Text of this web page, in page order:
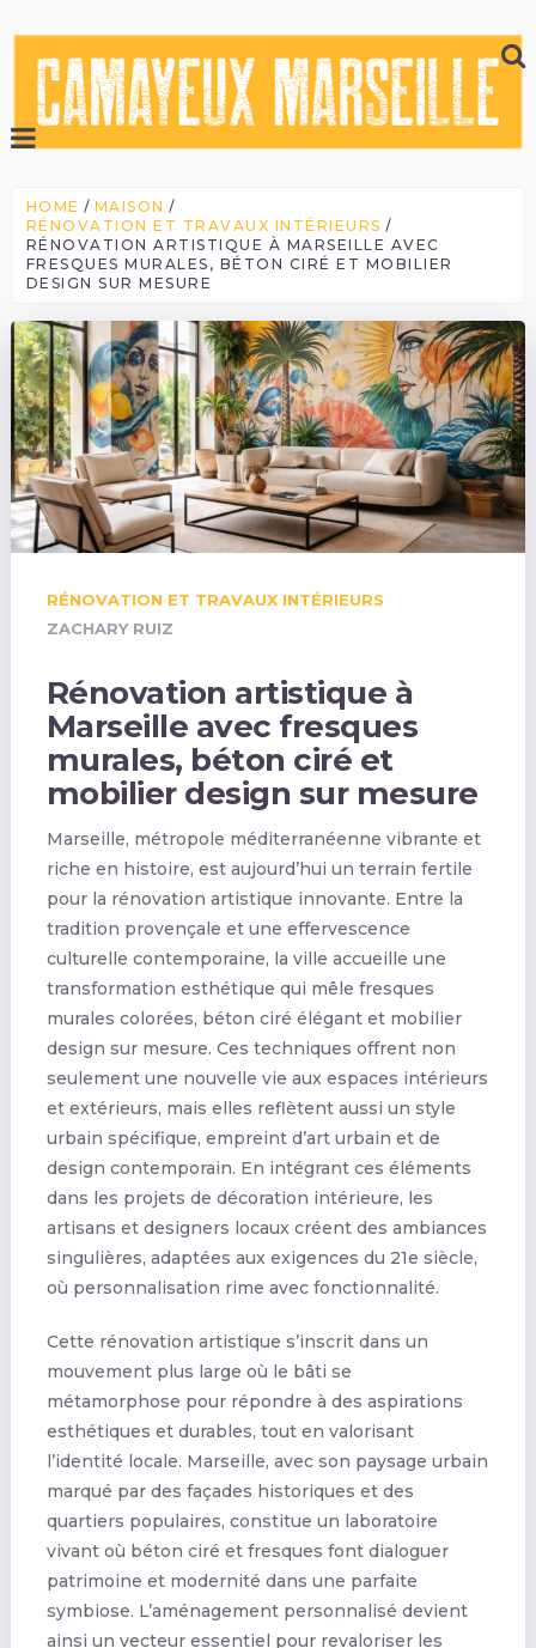
HOME
MAISON
RÉNOVATION ET TRAVAUX INTÉRIEURS
RÉNOVATION ARTISTIQUE À MARSEILLE AVEC
FRESQUES MURALES, BÉTON CIRÉ ET MOBILIER
DESIGN SUR MESURE
RÉNOVATION ET TRAVAUX INTÉRIEURS
ZACHARY RUIZ
Rénovation artistique à
Marseille avec fresques
murales, béton ciré et
mobilier design sur mesure
Marseille, métropole méditerranéenne vibrante et
riche en histoire, est aujourd’hui un terrain fertile
pour la rénovation artistique innovante. Entre la
tradition provençale et une effervescence
culturelle contemporaine, la ville accueille une
transformation esthétique qui mêle fresques
murales colorées, béton ciré élégant et mobilier
design sur mesure. Ces techniques offrent non
seulement une nouvelle vie aux espaces intérieurs
et extérieurs, mais elles reflètent aussi un style
urbain spécifique, empreint d’art urbain et de
design contemporain. En intégrant ces éléments
dans les projets de décoration intérieure, les
artisans et designers locaux créent des ambiances
singulières, adaptées aux exigences du 21e siècle,
où personnalisation rime avec fonctionnalité.
Cette rénovation artistique s’inscrit dans un
mouvement plus large où le bâti se
métamorphose pour répondre à des aspirations
esthétiques et durables, tout en valorisant
l’identité locale. Marseille, avec son paysage urbain
marqué par des façades historiques et des
quartiers populaires, constitue un laboratoire
vivant où béton ciré et fresques font dialoguer
patrimoine et modernité dans une parfaite
symbiose. L’aménagement personnalisé devient
ainsi un vecteur essentiel pour revaloriser les